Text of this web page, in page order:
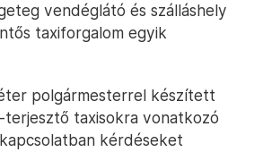
vendéglátó és szálláshely
taxiforgalom egyik
polgármesterrel készített
taxisokra vonatkozó
kérdéseket